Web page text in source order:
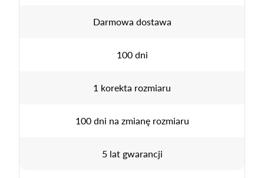
Darmowa dostawa
100 dni
1 korekta rozmiaru
100 dni na zmianę rozmiaru
5 lat gwarancji